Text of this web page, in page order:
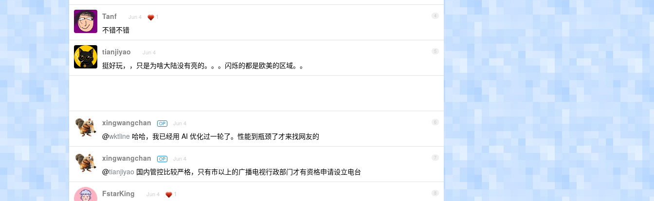
4
Tanf Jun 4 1
不错不错
5
tianjiyao Jun 4
挺好玩，，只是为啥大陆没有亮的。。。闪烁的都是欧美的区域。。
6
xingwangchan OP Jun 4
@wktline 哈哈，我已经用 AI 优化过一轮了。性能到瓶颈了才来找网友的
7
xingwangchan OP Jun 4
@tianjiyao 国内管控比较严格，只有市以上的广播电视行政部门才有资格申请设立电台
8
FstarKing Jun 4 1